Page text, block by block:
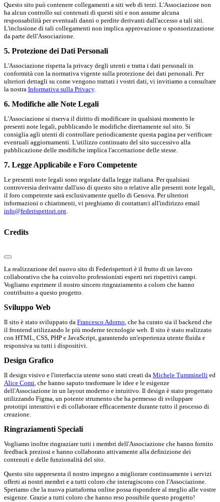
Questo sito può contenere collegamenti a siti web di terzi. L'Associazione non
ha alcun controllo sui contenuti di questi siti e non assume alcuna
responsabilità per eventuali danni o perdite derivanti dall'accesso a tali siti.
L'inclusione di tali collegamenti non implica approvazione o sponsorizzazione
da parte dell'Associazione.
5. Protezione dei Dati Personali
L'Associazione rispetta la privacy degli utenti e tratta i dati personali in
conformità con la normativa vigente sulla protezione dei dati personali. Per
ulteriori dettagli su come vengono trattati i vostri dati, vi invitiamo a consultare
la nostra Informativa sulla Privacy.
6. Modifiche alle Note Legali
L'Associazione si riserva il diritto di modificare in qualsiasi momento le
presenti note legali, pubblicando le modifiche direttamente sul sito. Si
consiglia agli utenti di controllare periodicamente questa pagina per verificare
eventuali aggiornamenti. L'utilizzo continuato del sito successivo alla
pubblicazione delle modifiche implica l'accettazione delle stesse.
7. Legge Applicabile e Foro Competente
Le presenti note legali sono regolate dalla legge italiana. Per qualsiasi
controversia derivante dall'uso di questo sito o relative alle presenti note legali,
il foro competente sarà esclusivamente quello di Genova. Per ulteriori
informazioni o chiarimenti, vi preghiamo di contattarci all'indirizzo email
info@federispettori.org
Credits
La realizzazione del nuovo sito di Federispettori è il frutto di un lavoro
collaborativo che ha coinvolto professionisti esperti nei rispettivi campi.
Vogliamo esprimere il nostro sincero ringraziamento a coloro che hanno
contribuito a questo progetto.
Sviluppo Web
Il sito è stato sviluppato da Francesco Adorno, che ha curato sia il backend che
il frontend utilizzando le più moderne tecnologie web. Il sito è stato realizzato
con HTML, CSS, PHP e JavaScript, garantendo un'esperienza utente fluida e
responsiva su tutti i dispositivi.
Design Grafico
Il design visivo e l'interfaccia utente sono stati creati da Michele Tumminelli ed
Alice Comi, che hanno saputo trasformare le idee e le esigenze
dell'Associazione in un layout moderno e intuitivo. Il design è stato progettato
utilizzando Figma, un potente strumento che ha permesso di sviluppare
prototipi interattivi e di collaborare efficacemente durante tutto il processo di
creazione.
Ringraziamenti Speciali
Vogliamo inoltre ringraziare tutti i membri dell'Associazione che hanno fornito
feedback preziosi e hanno collaborato attivamente alla definizione dei
contenuti e delle funzionalità del sito.
Questo sito rappresenta il nostro impegno a migliorare continuamente i servizi
offerti ai nostri membri e a tutti coloro che interagiscono con l'Associazione.
Speriamo che la nuova piattaforma online possa rispondere al meglio alle vostre
esigenze. Grazie a tutti coloro che hanno reso possibile questo progetto!